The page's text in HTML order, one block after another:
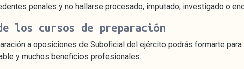
penales y no hallarse procesado, imputado, investigado o
los cursos de preparación
a oposiciones de Suboficial del ejército podrás formarte
y muchos beneficios profesionales.